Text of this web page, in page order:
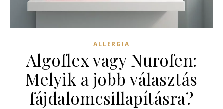
ALLERGIA
Algoflex vagy Nurofen:
Melyik a jobb választás
fájdalomcsillapításra?